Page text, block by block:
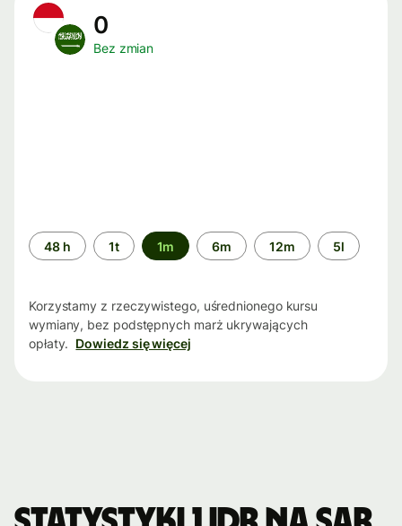
0
Bez zmian
Przedział
czasu
48 h 1t 1m 6m 12m 5l
Korzystamy z rzeczywistego, uśrednionego kursu
wymiany, bez podstępnych marż ukrywających
opłaty. Dowiedz się więcej